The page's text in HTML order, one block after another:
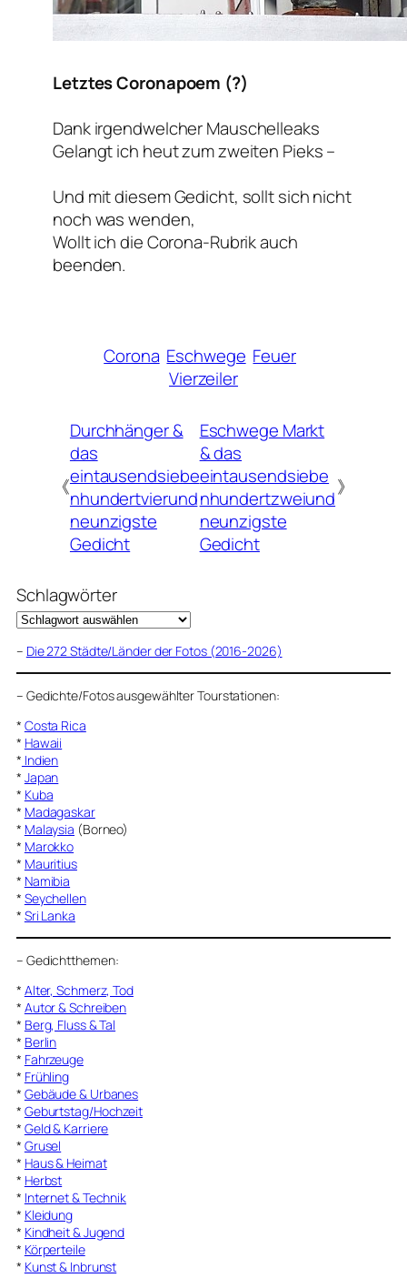
Letztes Coronapoem (?)
Dank irgendwelcher Mauschelleaks
Gelangt ich heut zum zweiten Pieks –
Und mit diesem Gedicht, sollt sich nicht
noch was wenden,
Wollt ich die Corona-Rubrik auch
beenden.
Corona Eschwege Feuer
Vierzeiler
《
Durchhänger &
das
eintausendsiebe
nhundertvierund
neunzigste
Gedicht
Eschwege Markt
& das
eintausendsiebe
nhundertzweiund
neunzigste
Gedicht
》
Schlagwörter
– Die 272 Städte/Länder der Fotos (2016-2026)
– Gedichte/Fotos ausgewählter Tourstationen:
* Costa Rica
* Hawaii
* Indien
* Japan
* Kuba
* Madagaskar
* Malaysia (Borneo)
* Marokko
* Mauritius
* Namibia
* Seychellen
* Sri Lanka
– Gedichtthemen:
* Alter, Schmerz, Tod
* Autor & Schreiben
* Berg, Fluss & Tal
* Berlin
* Fahrzeuge
* Frühling
* Gebäude & Urbanes
* Geburtstag/Hochzeit
* Geld & Karriere
* Grusel
* Haus & Heimat
* Herbst
* Internet & Technik
* Kleidung
* Kindheit & Jugend
* Körperteile
* Kunst & Inbrunst